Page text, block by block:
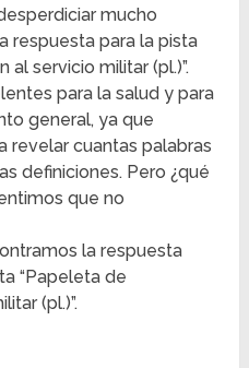
mucho
respuesta para la pista
al servicio militar (pl.)”.
para la salud y para
general, ya que
revelar cuantas palabras
definiciones. Pero ¿qué
que no
la respuesta
“Papeleta de
(pl.)”.